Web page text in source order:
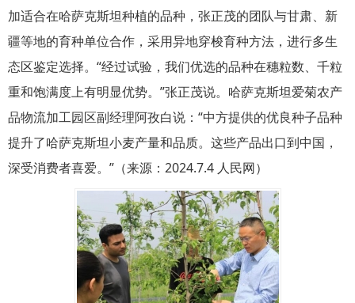
加适合在哈萨克斯坦种植的品种，张正茂的团队与甘肃、新
疆等地的育种单位合作，采用异地穿梭育种方法，进行多生
态区鉴定选择。“经过试验，我们优选的品种在穗粒数、千粒
重和饱满度上有明显优势。”张正茂说。哈萨克斯坦爱菊农产
品物流加工园区副经理阿孜白说：“中方提供的优良种子品种
提升了哈萨克斯坦小麦产量和品质。这些产品出口到中国，
深受消费者喜爱。”（来源：2024.7.4 人民网）